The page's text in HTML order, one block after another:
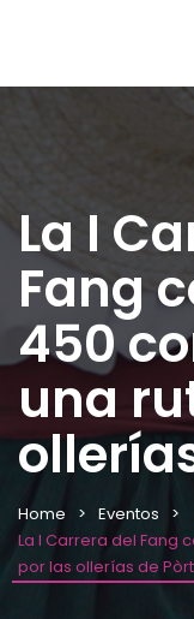
La I
Fang
450
una
Home
Eventos
La I Carrera del Fang
por las ollerías de